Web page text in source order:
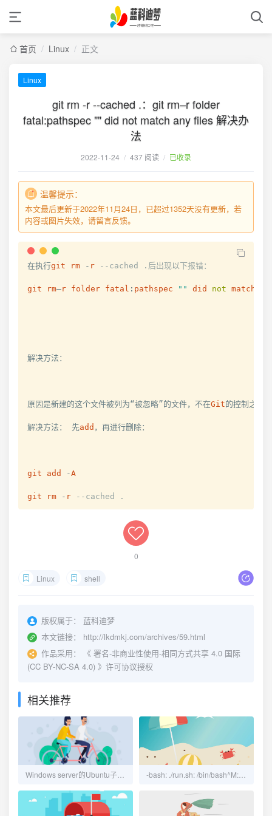
首页 / Linux / 正文
Linux
git rm -r --cached .：git rm–r folder
fatal:pathspec "" did not match any files 解决办
法
2022-11-24 / 437 阅读 / 已收录
温馨提示：
本文最后更新于2022年11月24日，已超过1352天没有更新，若
内容或图片失效，请留言反馈。
在执行git rm - r --cached .后出现以下报错：
git rm–r folder fatal : pathspec "" did not match
解决方法：
原因是新建的这个文件被列为“被忽略”的文件，不在Git的控制之下。
解决方法： 先add ，再进行删除：
git add -A
git rm - r --cached .
0
Linux shell
版权属于：
蓝科迪梦
本文链接：
http://lkdmkj.com/archives/59.html
作品采用：
《 署名-非商业性使用-相同方式共享 4.0 国际
(CC BY-NC-SA 4.0) 》许可协议授权
相关推荐